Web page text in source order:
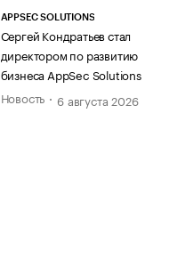
APPSEC SOLUTIONS
Сергей Кондратьев стал
директором по развитию
бизнеса AppSec Solutions
Новость
6 августа 2026